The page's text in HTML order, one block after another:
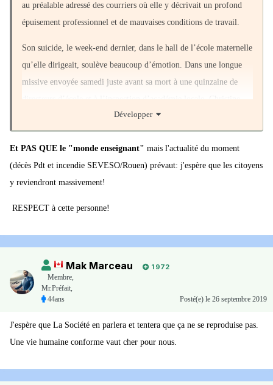
au préalable adressé des courriers où elle y décrivait un profond
épuisement professionnel et de mauvaises conditions de travail.
Son suicide, le week-end dernier, dans le hall de l’école maternelle
qu’elle dirigeait, soulève beaucoup d’émotion. Dans une longue
missive envoyée samedi juste avant sa mort à une quinzaine de
directeurs d’école et à l’inspection d’académie locale, Christine
Renon, 58 ans, directrice de l’école Méhul de Pantin (Seine-Saint-
Denis), décrit son épuisement professionnel, son sentiment de
solitude face aux parents et à l’administration... Un courrier
douloureusement ressenti dans le milieu enseignant - et largement
partagé sur les réseaux sociaux- car il met en lumière le «mal-être»
Développer
Et PAS QUE le "monde enseignant" mais l'actualité du moment
(décès Pdt et incendie SEVESO/Rouen) prévaut: j'espère que les citoyens
y reviendront massivement!
RESPECT à cette personne!
Mak Marceau
1 972
Membre,
Mr.Préfait,
44ans
Posté(e) le 26 septembre 2019
J'espère que La Société en parlera et tentera que ça ne se reproduise pas.
Une vie humaine conforme vaut cher pour nous.